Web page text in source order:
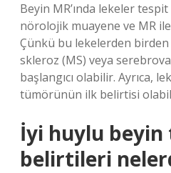
Beyin MR’ında lekeler
nörolojik muayene ve MR
Çünkü bu lekelerden
skleroz (MS) veya
başlangıcı olabilir. Ayrıca,
tümörünün ilk belirtisi
İyi huylu
belirtileri